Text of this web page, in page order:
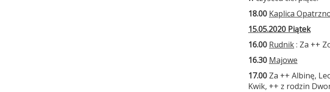
18.00 Kaplica
15.05.2020 Piątek
16.00 Rudnik: Za ++
16.30 Majowe
17.00 Za ++ Albinę,
Kwik, ++ z rodzin